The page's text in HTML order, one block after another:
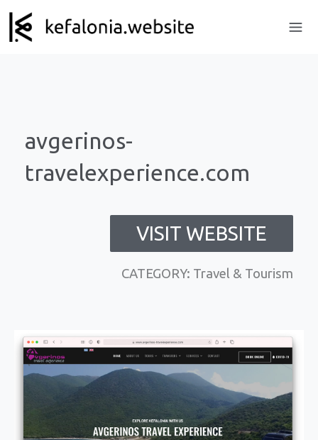
avgerinos-
travelexperience.com
VISIT WEBSITE
CATEGORY: Travel & Tourism